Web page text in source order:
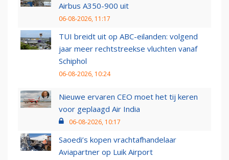
Airbus A350-900 uit
06-08-2026, 11:17
TUI breidt uit op ABC-eilanden: volgend
jaar meer rechtstreekse vluchten vanaf
Schiphol
06-08-2026, 10:24
Nieuwe ervaren CEO moet het tij keren
voor geplaagd Air India
06-08-2026, 10:17
Saoedi’s kopen vrachtafhandelaar
Aviapartner op Luik Airport